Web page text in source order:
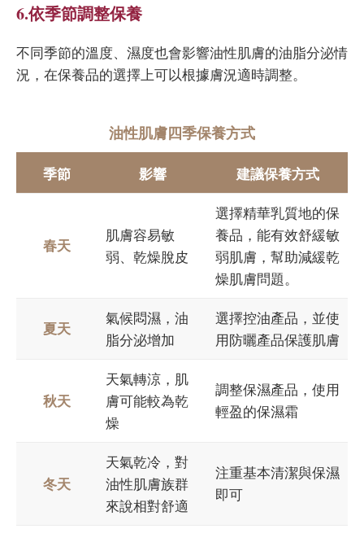
6.依季節調整保養
不同季節的溫度、濕度也會影響油性肌膚的油脂分泌情
況，在保養品的選擇上可以根據膚況適時調整。
油性肌膚四季保養方式
季節 影響 建議保養方式
春天
肌膚容易敏
弱、乾燥脫皮
選擇精華乳質地的保
養品，能有效舒緩敏
弱肌膚，幫助減緩乾
燥肌膚問題。
夏天
氣候悶濕，油
脂分泌增加
選擇控油產品，並使
用防曬產品保護肌膚
秋天
天氣轉涼，肌
膚可能較為乾
燥
調整保濕產品，使用
輕盈的保濕霜
冬天
天氣乾冷，對
油性肌膚族群
來說相對舒適
注重基本清潔與保濕
即可